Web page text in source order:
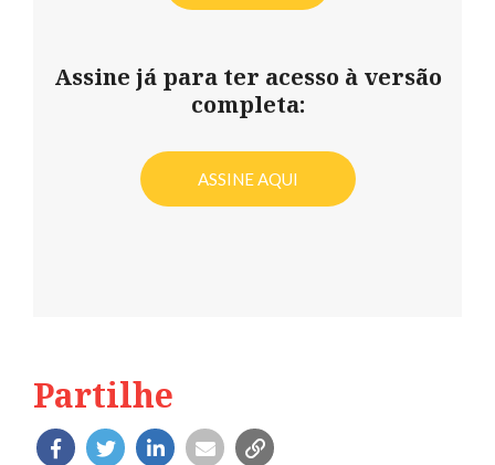
Assine já para ter acesso à versão
completa:
ASSINE AQUI
Partilhe